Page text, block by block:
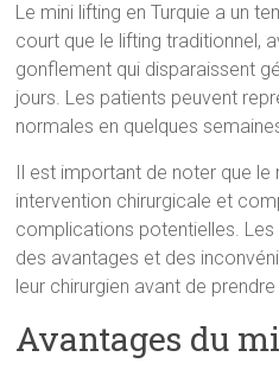
Le mini lifting en Turquie a un
court que le lifting traditionnel,
gonflement qui disparaissent
jours. Les patients peuvent
normales en quelques
Il est important de noter que
intervention chirurgicale et
complications potentielles.
des avantages et des
leur chirurgien avant de
Avantages du